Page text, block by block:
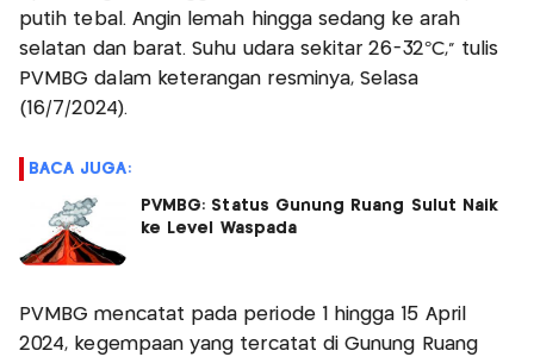
putih tebal. Angin lemah hingga sedang ke arah
selatan dan barat. Suhu udara sekitar 26-32°C," tulis
PVMBG dalam keterangan resminya, Selasa
(16/7/2024).
BACA JUGA:
PVMBG: Status Gunung Ruang Sulut Naik
ke Level Waspada
PVMBG mencatat pada periode 1 hingga 15 April
2024, kegempaan yang tercatat di Gunung Ruang